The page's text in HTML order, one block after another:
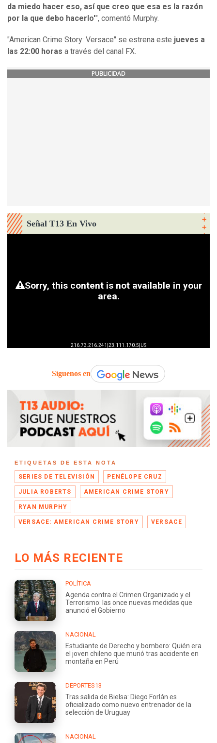
da miedo hacer eso, así que creo que esa es la razón
por la que debo hacerlo'", comentó Murphy.
"American Crime Story: Versace" se estrena este jueves a
las 22:00 horas a través del canal FX.
PUBLICIDAD
Señal T13 En Vivo
Síguenos en
ETIQUETAS DE ESTA NOTA
SERIES DE TELEVISIÓN PENÉLOPE CRUZ
JULIA ROBERTS AMERICAN CRIME STORY
RYAN MURPHY
VERSACE: AMERICAN CRIME STORY VERSACE
LO MÁS RECIENTE
POLÍTICA
Agenda contra el Crimen Organizado y el
Terrorismo: las once nuevas medidas que
anunció el Gobierno
NACIONAL
Estudiante de Derecho y bombero: Quién era
el joven chileno que murió tras accidente en
montaña en Perú
DEPORTES13
Tras salida de Bielsa: Diego Forlán es
oficializado como nuevo entrenador de la
selección de Uruguay
NACIONAL